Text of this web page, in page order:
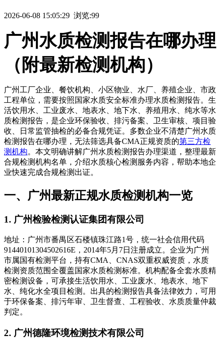
2026-06-08 15:05:29 浏览:99
广州水质检测报告在哪办理
（附最新检测机构）
广州工厂企业、餐饮机构、小区物业、水厂、养殖企业、市政
工程单位，需要按照国家水质安全标准办理水质检测报告。生
活饮用水、工业废水、地表水、地下水、养殖用水、纯水等水
质检测报告，是企业环保验收、排污备案、卫生审核、项目验
收、日常监管抽检的必备合规凭证。多数企业不清楚广州水质
检测报告在哪办理，无法筛选具备CMA正规资质的第三方检
测机构。本文明确讲解广州水质检测报告办理渠道，整理最新
合规检测机构名单，介绍水质核心检测服务内容，帮助本地企
业快速完成合规检测出证。
一、广州最新正规水质检测机构一览
1. 广州检验检测认证集团有限公司
地址：广州市番禺区石楼镇珠江路1号，统一社会信用代码
91440101304502616E，2014年5月7日注册成立。企业为广州
市属国有检测平台，持有CMA、CNAS双重权威资质，水质
检测资质范围全覆盖国家水质检测标准。机构配备全套水质精
密检测设备，可承接生活饮用水、工业废水、地表水、地下
水、纯化水全项目检测。出具的检测报告具备法律效力，可用
于环保备案、排污年审、卫生督查、工程验收、水质质量仲裁
判定。
2. 广州德隆环境检测技术有限公司